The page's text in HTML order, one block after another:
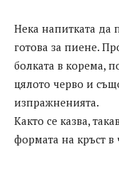
Нека напитката да
готова за пиене.
болката в корема,
цялото черво и
изпражненията.
Както се казва,
формата на кръст